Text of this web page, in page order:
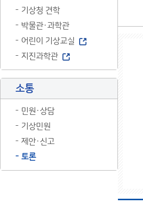
기상청 견학
박물관·과학관
어린이 기상교실
지진과학관
소통
민원·상담
기상민원
제안·신고
토론